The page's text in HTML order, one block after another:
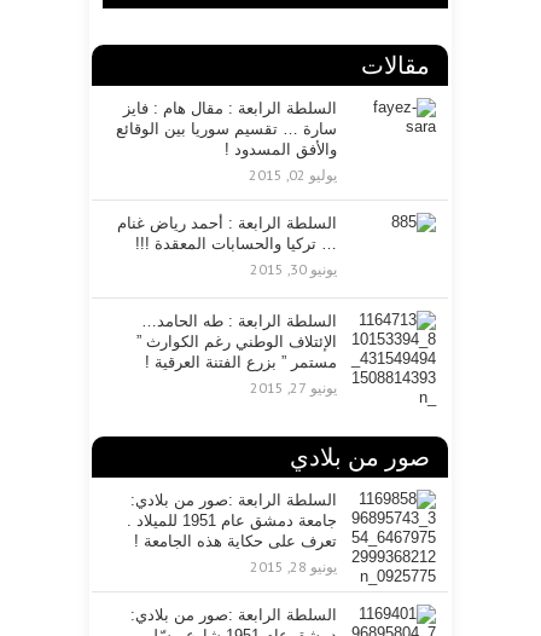
ل
ت
مقالات
السلطة الرابعة : مقال هام : فايز
سارة … تقسيم سوريا بين الوقائع
والأفق المسدود !
يوليو 02, 2015
السلطة الرابعة : أحمد رياض غنام
… تركيا والحسابات المعقدة !!!
يونيو 30, 2015
السلطة الرابعة : طه الحامد…
الإئتلاف الوطني رغم الكوارث ”
مستمر ” بزرع الفتنة العرقية !
يونيو 27, 2015
صور من بلادي
السلطة الرابعة :صور من بلادي:
جامعة دمشق عام 1951 للميلاد .
تعرف على حكاية هذه الجامعة !
يونيو 28, 2015
السلطة الرابعة :صور من بلادي: